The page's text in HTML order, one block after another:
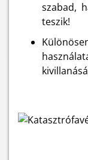
szabad,
teszik!